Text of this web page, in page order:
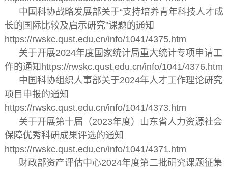
中国科协战略发展部关于“支持培养青年科技人才成
长的国际比较及启示研究”课题的通知
https://rwskc.qust.edu.cn/info/1041/4375.htm
关于开展2024年度国家统计局重大统计专项申请工
作的通知https://rwskc.qust.edu.cn/info/1041/4376.htm
中国科协组织人事部关于2024年人才工作理论研究
项目申报的通知
https://rwskc.qust.edu.cn/info/1041/4373.htm
关于开展第十届（2023年度）山东省人力资源社会
保障优秀科研成果评选的通知
https://rwskc.qust.edu.cn/info/1041/4371.htm
财政部资产评估中心2024年度第二批研究课题征集